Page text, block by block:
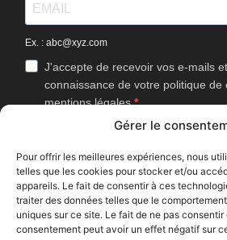
Gérer le
Pour offrir les meilleures expériences, nous
telles que les cookies pour stocker et/ou
appareils. Le fait de consentir à ces
traiter des données telles que le
uniques sur ce site. Le fait de ne pas consentir
consentement peut avoir un effet négatif sur
Ex. : abc@xyz.com
J'accepte de recevoir vos e-mails
connaissance de votre politique de
mentions légales.
Vous pouvez vous désinscrire à tout moment
J'accepte que Bike Café mesure
newsletters afin d'améliorer les